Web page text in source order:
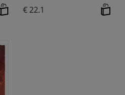
€ 22.1